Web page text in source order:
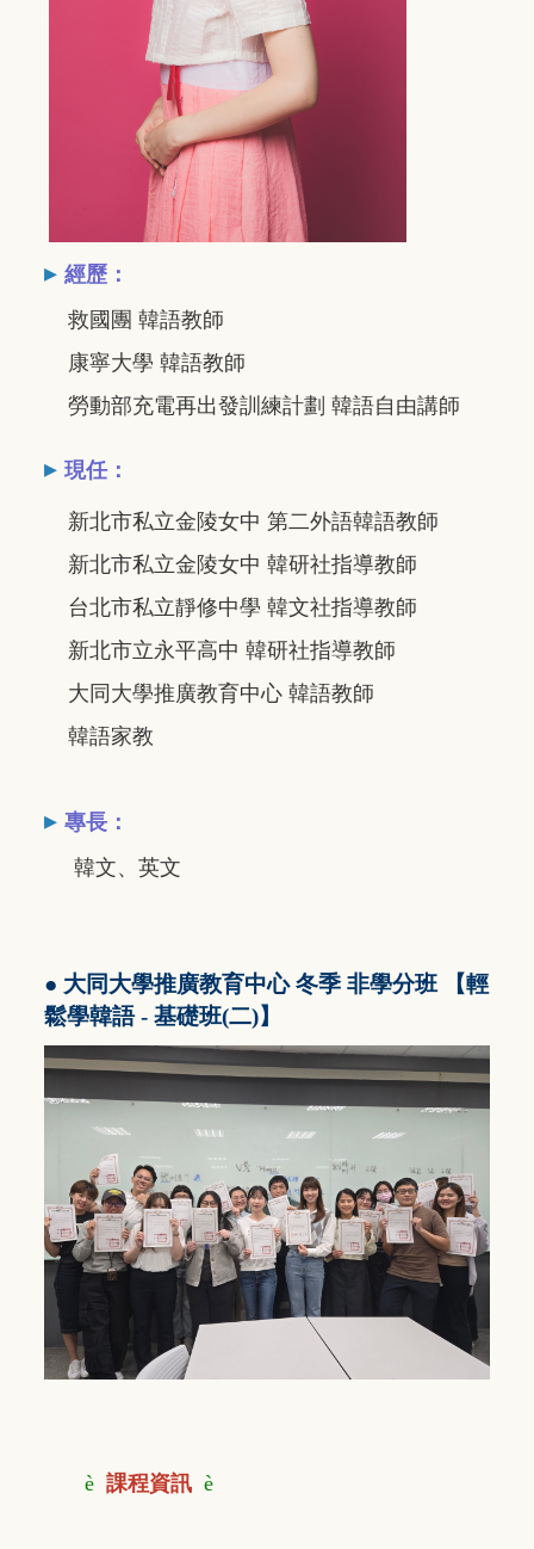
▸ 經歷：
救國團 韓語教師
康寧大學 韓語教師
勞動部充電再出發訓練計劃 韓語自由講師
▸ 現任：
新北市私立金陵女中 第二外語韓語教師
新北市私立金陵女中 韓研社指導教師
台北市私立靜修中學 韓文社指導教師
新北市立永平高中 韓研社指導教師
大同大學推廣教育中心 韓語教師
韓語家教
▸ 專長：
韓文、英文
● 大同大學推廣教育中心 冬季 非學分班 【輕
鬆學韓語 - 基礎班(二)】
è 課程資訊 è